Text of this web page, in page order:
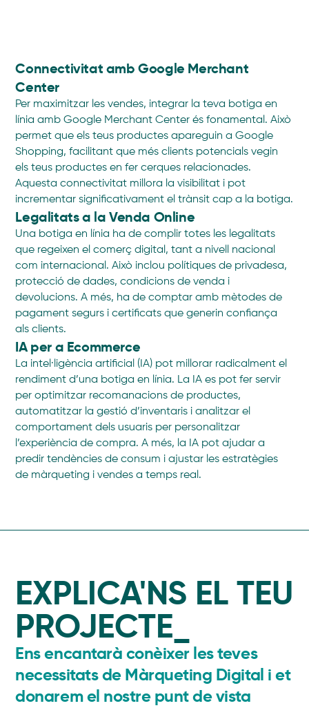
Connectivitat amb Google Merchant
Center
Per maximitzar les vendes, integrar la teva botiga en
línia amb Google Merchant Center és fonamental. Això
permet que els teus productes apareguin a Google
Shopping, facilitant que més clients potencials vegin
els teus productes en fer cerques relacionades.
Aquesta connectivitat millora la visibilitat i pot
incrementar significativament el trànsit cap a la botiga.
Legalitats a la Venda Online
Una botiga en línia ha de complir totes les legalitats
que regeixen el comerç digital, tant a nivell nacional
com internacional. Això inclou polítiques de privadesa,
protecció de dades, condicions de venda i
devolucions. A més, ha de comptar amb mètodes de
pagament segurs i certificats que generin confiança
als clients.
IA per a Ecommerce
La intel·ligència artificial (IA) pot millorar radicalment el
rendiment d’una botiga en línia. La IA es pot fer servir
per optimitzar recomanacions de productes,
automatitzar la gestió d’inventaris i analitzar el
comportament dels usuaris per personalitzar
l’experiència de compra. A més, la IA pot ajudar a
predir tendències de consum i ajustar les estratègies
de màrqueting i vendes a temps real.
EXPLICA'NS EL TEU
PROJECTE_
Ens encantarà conèixer les teves
necessitats de Màrqueting Digital i et
donarem el nostre punt de vista